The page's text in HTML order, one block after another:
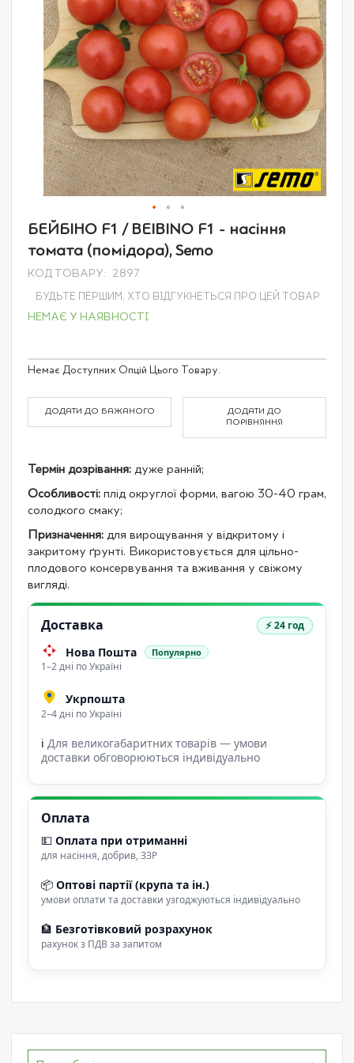
Перейти
початку
галереї
БЕЙБІНО F1 / BEIBINO F1 - насіння
томата (помідора), Semo
КОД ТОВАРУ 2897
БУДЬТЕ ПЕРШИМ, ХТО ВІДГУКНЕТЬСЯ ПРО ЦЕЙ ТОВАР
НЕМАЄ У НАЯВНОСТІ
Grouped
product
Немає Доступних Опцій Цього Товару.
ДОДАТИ ДО БАЖАНОГО
ДОДАТИ ДО
ПОРІВНЯННЯ
Термін дозрівання: дуже ранній;
Особливості: плід округлої форми, вагою 30-40 грам,
солодкого смаку;
Призначення: для вирощування у відкритому і
закритому ґрунті. Використовується для цільно-
плодового консервування та вживання у свіжому
вигляді.
Доставка ⚡ 24 год
Нова Пошта Популярно
1–2 дні по Україні
Укрпошта
2–4 дні по Україні
ℹ Для великогабаритних товарів — умови
доставки обговорюються індивідуально
Оплата
💵 Оплата при отриманні
для насіння, добрив, ЗЗР
📦 Оптові партії (крупа та ін.)
умови оплати та доставки узгоджуються індивідуально
🏦 Безготівковий розрахунок
рахунок з ПДВ за запитом